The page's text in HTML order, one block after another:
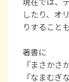
したり、オ
りすること
著書に
『まさかさ
『なまむぎ